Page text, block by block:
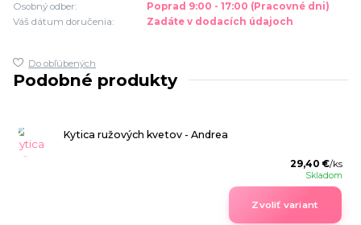
Osobný odber:
Poprad 9:00 - 17:00 (Pracovné dni)
Váš dátum doručenia:
Zadáte v dodacích údajoch
Do obľúbených
Podobné produkty
Kytica ružových kvetov - Andrea
29,40 €/ks
Skladom
Zvoliť variant